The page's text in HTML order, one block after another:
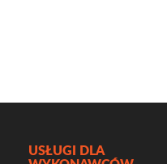
USŁUGI DLA